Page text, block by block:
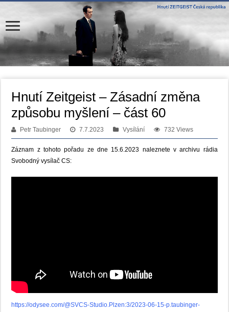
Hnutí Zeitgeist – Zásadní změna
způsobu myšlení – část 60
Petr Taubinger 7.7.2023 Vysílání 732 Views
Záznam z tohoto pořadu ze dne 15.6.2023 naleznete v archivu rádia
Svobodný vysílač CS:
https://odysee.com/@SVCS-Studio.Plzen:3/2023-06-15-p.taubinger-